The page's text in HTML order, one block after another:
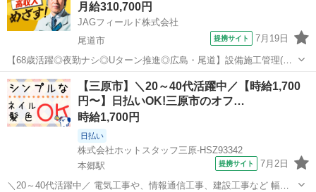
う建築施工管理を募...月給310,700円
JAGフィールド株式会社
尾道市
提携サイト 7月19日
【68歳活躍◎夜勤ナシ◎Uターン推進◎広島・尾道】設備施工管理(造
船所) ◇夜勤ナシ！AIチャット・電話での問合せ受付中◇造船施設の改
修工事に係る設備施工管理です。S造物件の空調 派遣社員 ◇各種社会
保険完備 ※労...
広島 尾道市 その他
【三原市】＼20～40代活躍中／【時給1,700
円〜】日払いOK!三原市のオフ…
時給1,700円
日払い
株式会社ホットスタッフ三原-HSZ93342
本郷駅
提携サイト 7月2日
＼20～40代活躍中／ 電気工事や、情報通信工事、建設工事など 幅広